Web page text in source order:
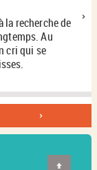
la recherche de
Au
cri qui se